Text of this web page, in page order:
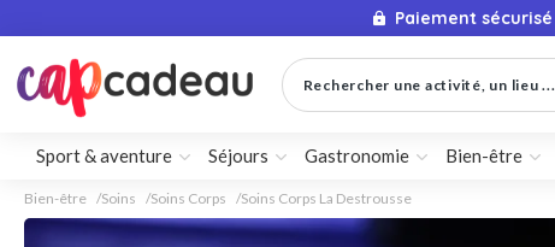
Paiement sécurisé
Rechercher une activité, un lieu ...
Sport & aventure Séjours Gastronomie Bien-être
Bien-être Soins Soins Corps Soins Corps La Destrousse